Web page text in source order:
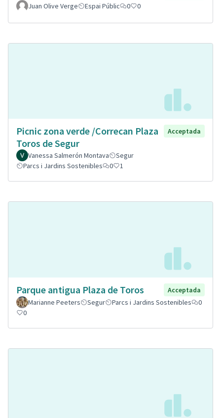
Juan Olive Verge
Espai Públic 0 0
Picnic zona verde /Correcan Plaza
Toros de Segur
Acceptada
Vanessa Salmerón Montava
Segur
Parcs i Jardins Sostenibles
0 1
Parque antigua Plaza de Toros
Acceptada
Marianne Peeters
Segur Parcs i Jardins Sostenibles
0
0